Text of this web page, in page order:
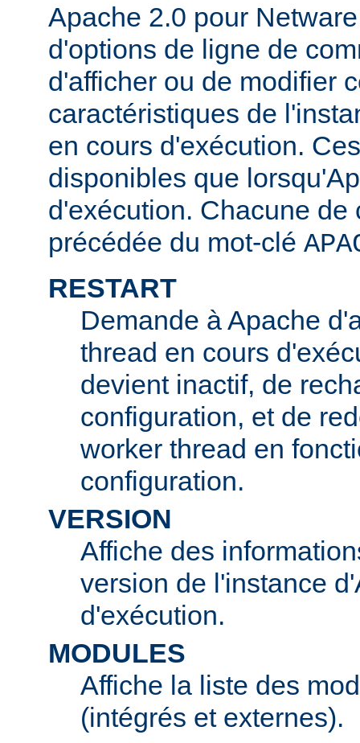
Apache 2.0 pour
d'options de ligne de
d'afficher ou de modifier
caractéristiques de
en cours d'exécution.
disponibles que
d'exécution. Chacune de
précédée du mot-clé
RESTART
Demande à Apache
thread en cours
devient inactif, de
configuration, et de
worker thread en
configuration.
VERSION
Affiche des
version de l'instance
d'exécution.
MODULES
Affiche la liste des
(intégrés et externes).